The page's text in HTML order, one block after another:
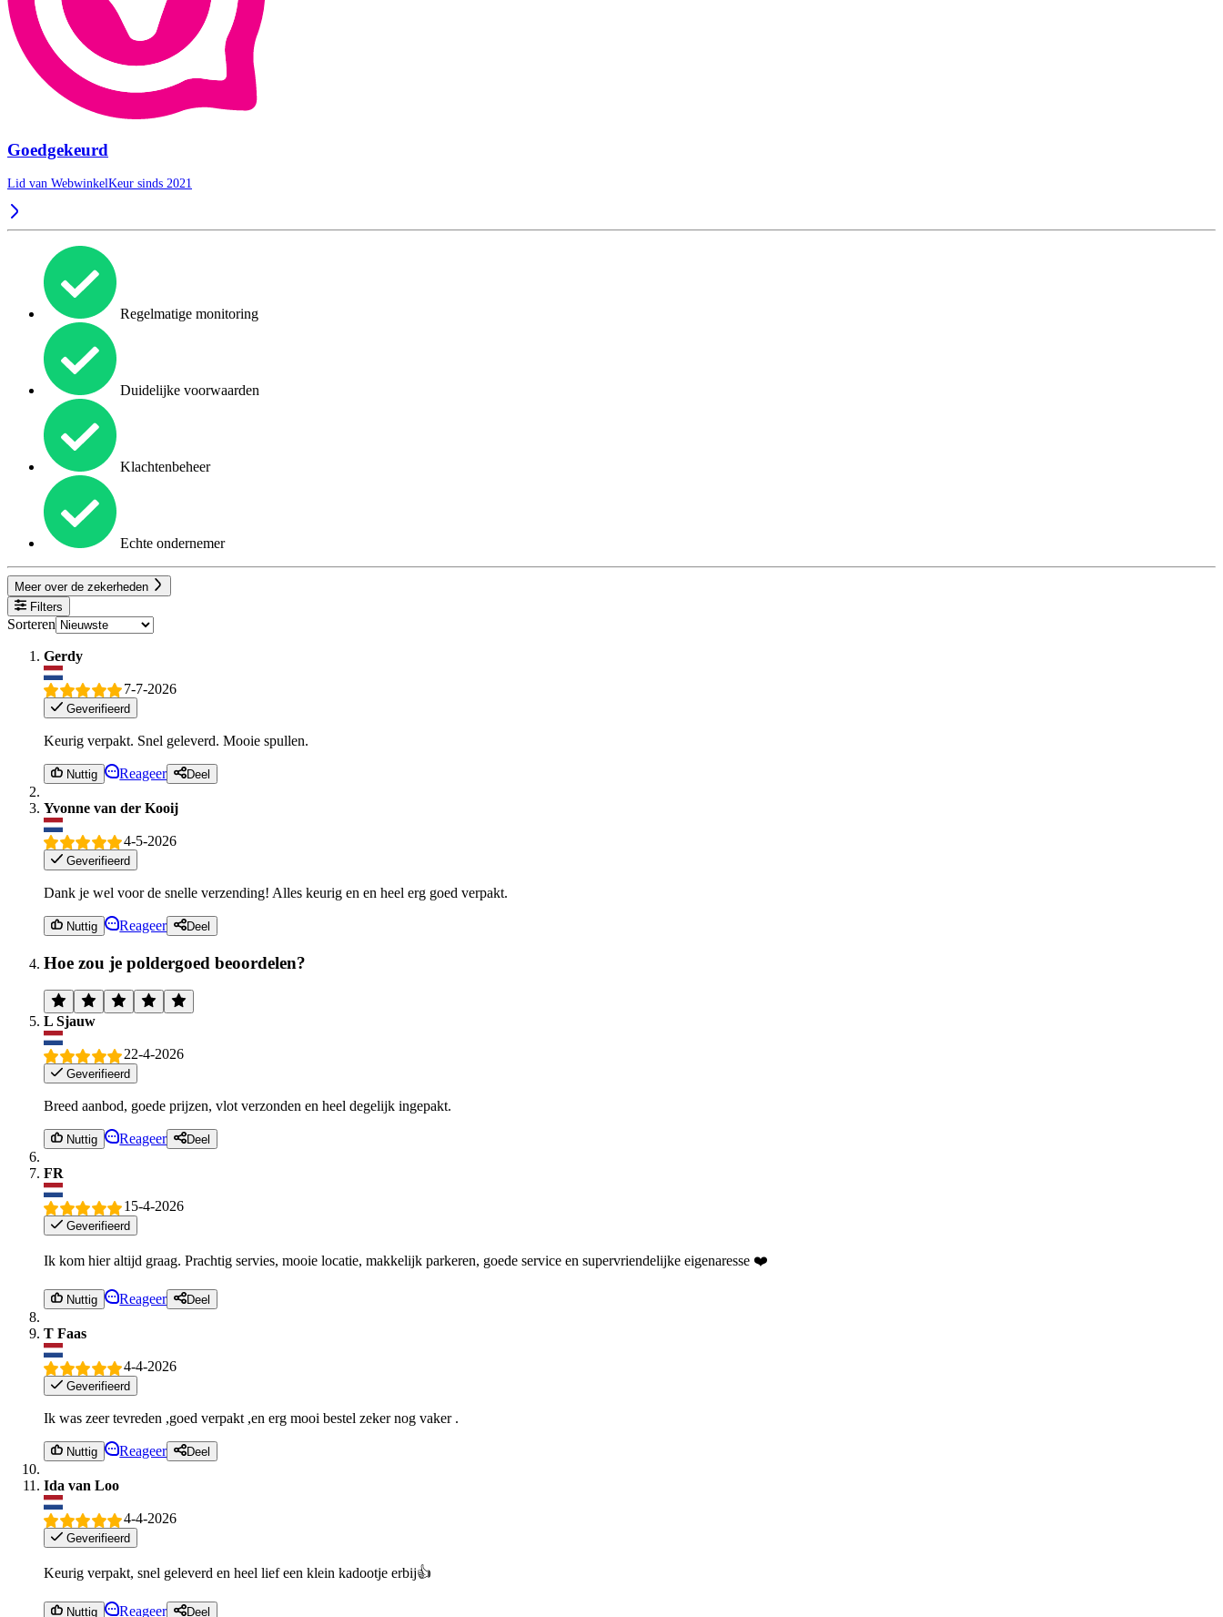
Goedgekeurd
Lid van WebwinkelKeur sinds 2021
Regelmatige monitoring
Duidelijke voorwaarden
Klachtenbeheer
Echte ondernemer
Meer over de zekerheden
Filters
Sorteren
Gerdy
7-7-2026
Geverifieerd
Keurig verpakt. Snel geleverd. Mooie spullen.
Nuttig Reageer Deel
Yvonne van der Kooij
4-5-2026
Geverifieerd
Dank je wel voor de snelle verzending! Alles keurig en en heel erg goed verpakt.
Nuttig Reageer Deel
Hoe zou je poldergoed beoordelen?
L Sjauw
22-4-2026
Geverifieerd
Breed aanbod, goede prijzen, vlot verzonden en heel degelijk ingepakt.
Nuttig Reageer Deel
FR
15-4-2026
Geverifieerd
Ik kom hier altijd graag. Prachtig servies, mooie locatie, makkelijk parkeren, goede service en supervriendelijke eigenaresse ❤️
Nuttig Reageer Deel
T Faas
4-4-2026
Geverifieerd
Ik was zeer tevreden ,goed verpakt ,en erg mooi bestel zeker nog vaker .
Nuttig Reageer Deel
Ida van Loo
4-4-2026
Geverifieerd
Keurig verpakt, snel geleverd en heel lief een klein kadootje erbij👍
Nuttig Reageer Deel